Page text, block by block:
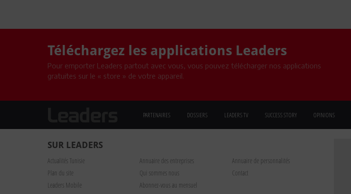
Téléchargez les applications Leaders
Pour emporter Leaders partout avec vous, vous pouvez télécharger nos applications
gratuites sur le « store » de votre appareil.
PARTENAIRES DOSSIERS LEADERS TV SUCCESS STORY OPINIONS
SUR LEADERS
Actualités Tunisie Annuaire des entreprises
Annuaire de personnalités
Plan du site
Qui sommes nous
Contact
Leaders Mobile
Abonnez-vous au mensuel